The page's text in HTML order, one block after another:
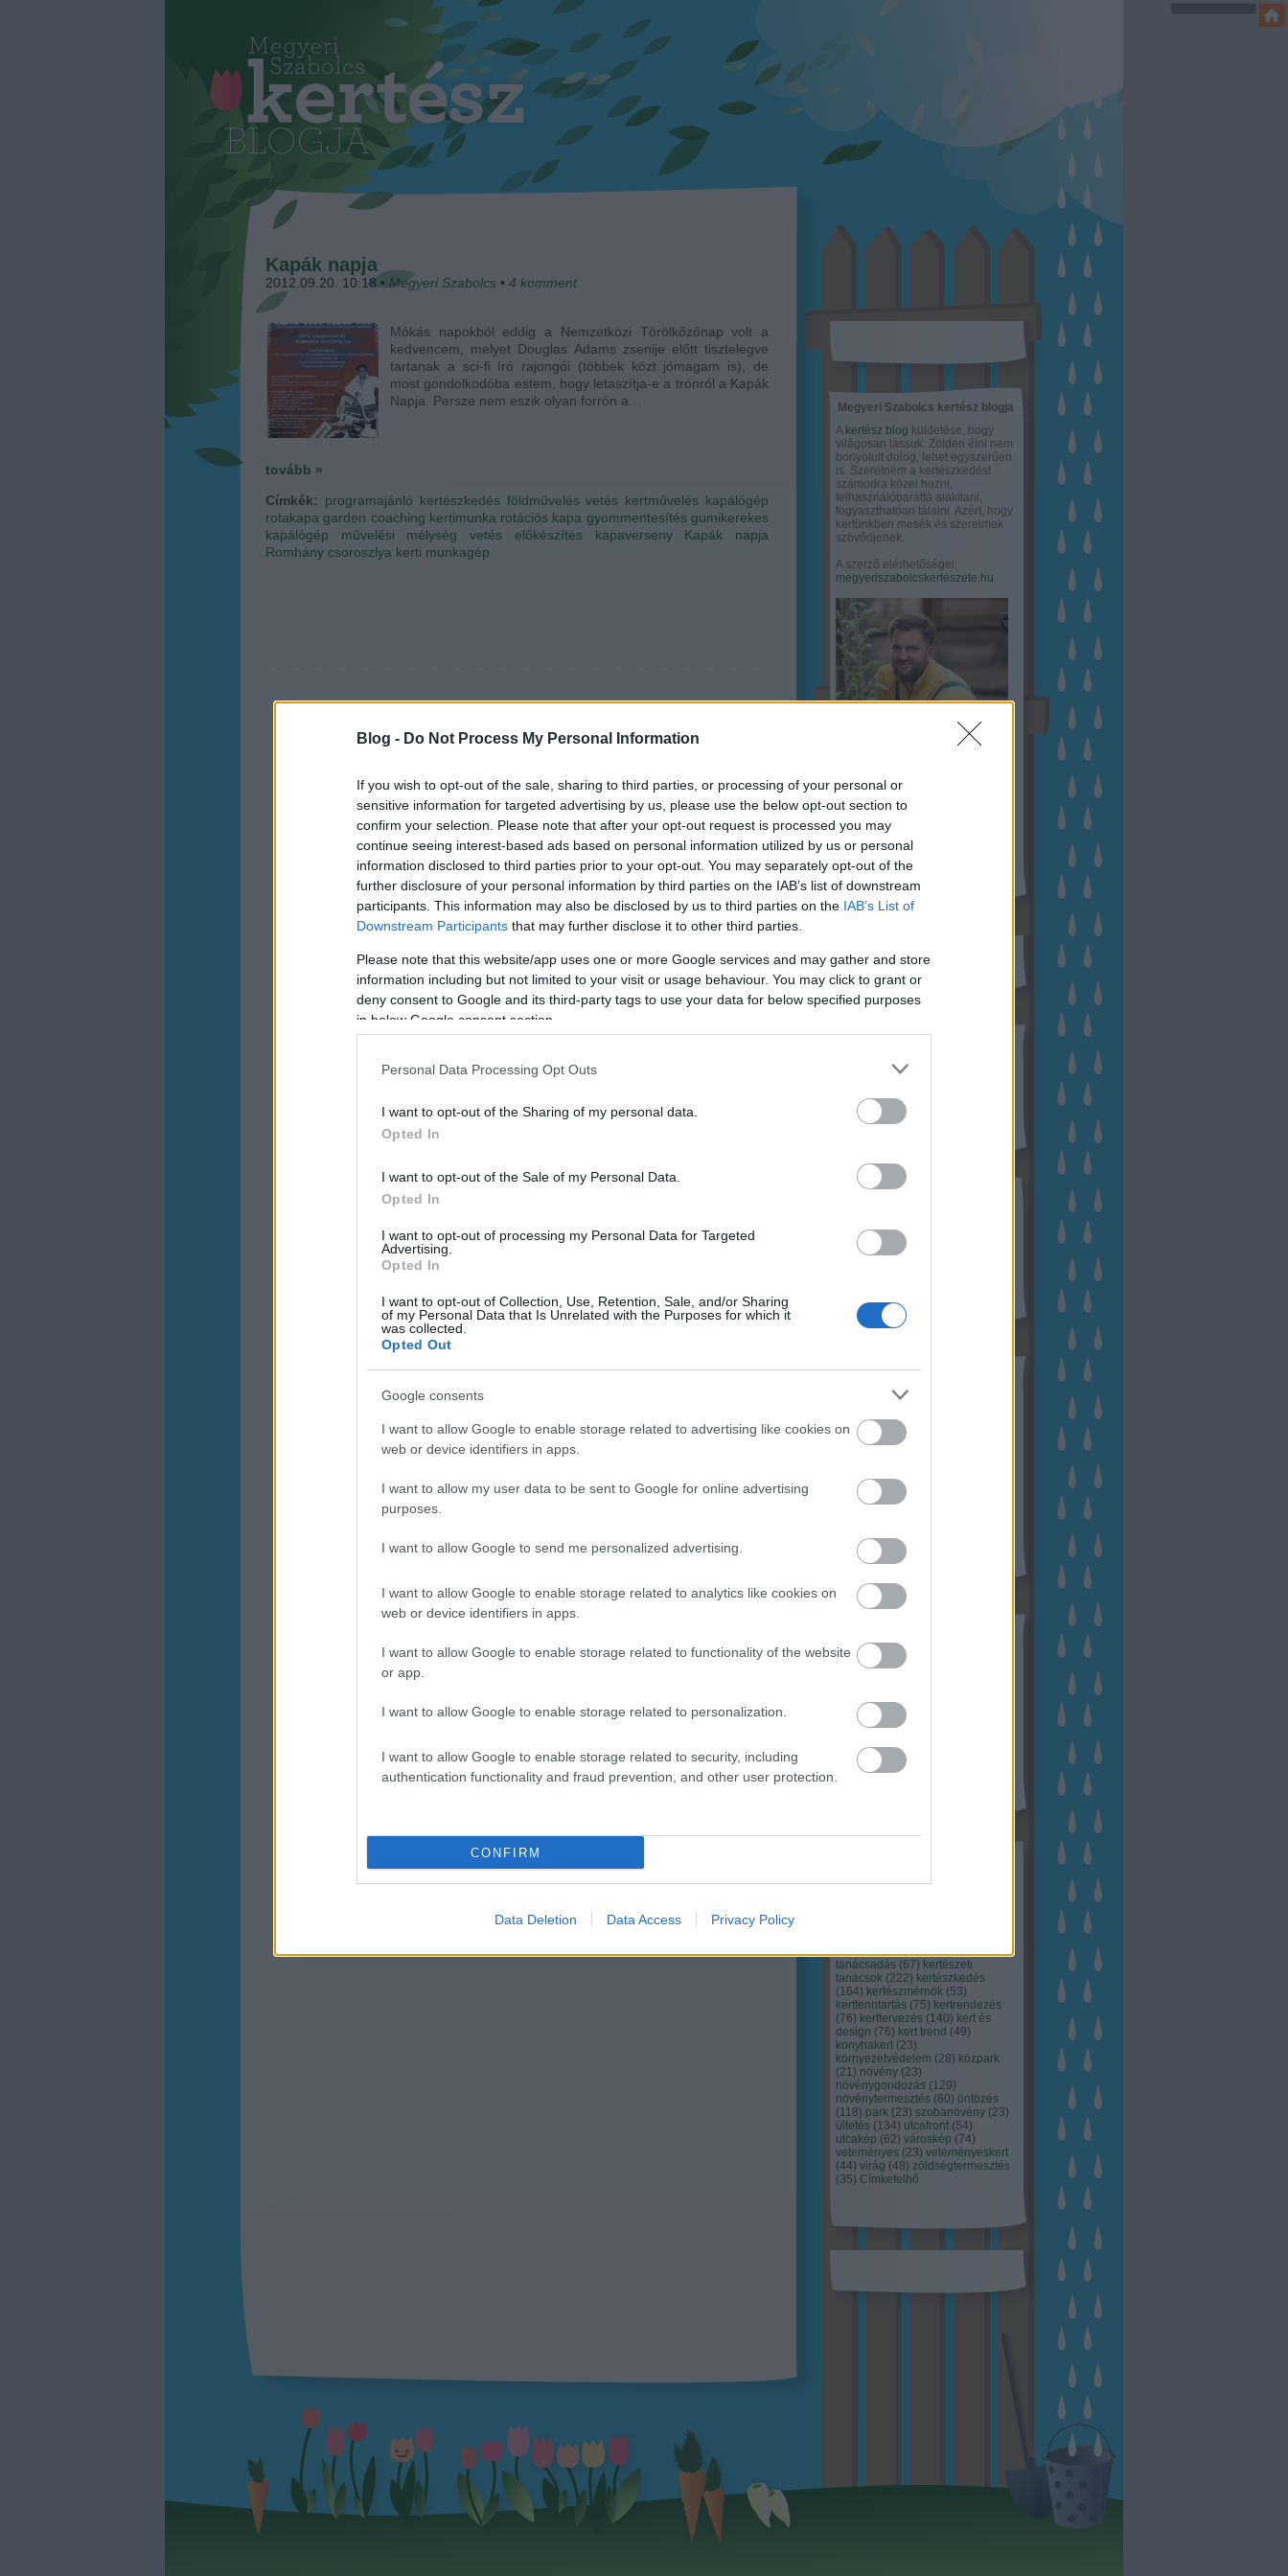
Blog - Do Not Process My Personal Information
If you wish to opt-out of the sale, sharing to third parties, or processing of your personal or
sensitive information for targeted advertising by us, please use the below opt-out section to
confirm your selection. Please note that after your opt-out request is processed you may
continue seeing interest-based ads based on personal information utilized by us or personal
information disclosed to third parties prior to your opt-out. You may separately opt-out of the
further disclosure of your personal information by third parties on the IAB’s list of downstream
participants. This information may also be disclosed by us to third parties on the IAB’s List of
Downstream Participants that may further disclose it to other third parties.
Please note that this website/app uses one or more Google services and may gather and store
information including but not limited to your visit or usage behaviour. You may click to grant or
deny consent to Google and its third-party tags to use your data for below specified purposes
in below Google consent section.
Personal Data Processing Opt Outs
I want to opt-out of the Sharing of my personal data.
Opted In
I want to opt-out of the Sale of my Personal Data.
Opted In
I want to opt-out of processing my Personal Data for Targeted
Advertising.
Opted In
I want to opt-out of Collection, Use, Retention, Sale, and/or Sharing
of my Personal Data that Is Unrelated with the Purposes for which it
was collected.
Opted Out
Google consents
I want to allow Google to enable storage related to advertising like cookies on
web or device identifiers in apps.
I want to allow my user data to be sent to Google for online advertising
purposes.
I want to allow Google to send me personalized advertising.
I want to allow Google to enable storage related to analytics like cookies on
web or device identifiers in apps.
I want to allow Google to enable storage related to functionality of the website
or app.
I want to allow Google to enable storage related to personalization.
I want to allow Google to enable storage related to security, including
authentication functionality and fraud prevention, and other user protection.
CONFIRM
Data Deletion Data Access Privacy Policy
Kapák napja
2012.09.20. 10:18 • Megyeri Szabolcs • 4 komment
Mókás napokból eddig a Nemzetközi Törölkőzőnap volt a
kedvencem, melyet Douglas Adams zsenije előtt tisztelegve
tartanak a sci-fi író rajongói (többek közt jómagam is), de
most gondolkodóba estem, hogy letaszítja-e a trónról a Kapák
Napja. Persze nem eszik olyan forrón a…
tovább »
Címkék: programajánló kertészkedés földművelés vetés kertművelés kapálógép
rotakapa garden coaching kertimunka rotációs kapa gyommentesítés gumikerekes
kapálógép
művelési mélység vetés előkészítés kapaverseny
Kapák napja
Romhány csoroszlya kerti munkagép
Megyeri Szabolcs kertész blogja
A kertész blog küldetése, hogy
világosan lássuk: Zölden élni nem
bonyolult dolog, lehet egyszerűen
is. Szeretném a kertészkedést
számodra közel hozni,
felhasználóbaráttá alakítani,
fogyaszthatóan tálalni. Azért, hogy
kertünkben mesék és szerelmek
szövődjenek.
A szerző elérhetőségei:
megyeriszabolcskerteszete.hu
Kertészete
Hírlevél feliratkozás
Archívum
2022 november
2022 szeptember
2022 augusztus
2022 április (
2021 december
2021 október
Budapest (45) dísznövény
(126) kertészet (118) kertészeti
tanácsadás (67) kertészeti
tanácsok (222) kertészkedés
(164) kertészmérnök (53)
kertfenntartás (75) kertrendezés
(76) kerttervezés (140) kert és
design (76) kert trend (49)
konyhakert (23)
környezetvédelem (28) közpark
(21) növény (23)
növénygondozás (129)
növénytermesztés (60) öntözés
(118) park (23) szobanövény (23)
ültetés (134) utcafront (54)
utcakép (62) városkép (74)
veteményes (23) veteményeskert
(44) virág (48) zöldségtermesztés
(35) Címkefelhő